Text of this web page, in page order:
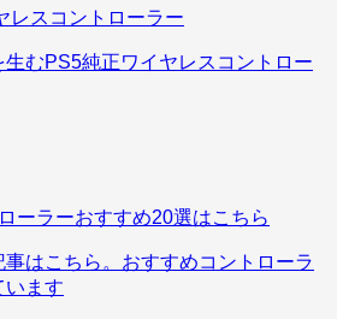
レスコントローラー
むPS5純正ワイヤレスコントロー
ーラーおすすめ20選はこちら
はこちら。おすすめコントローラ
います